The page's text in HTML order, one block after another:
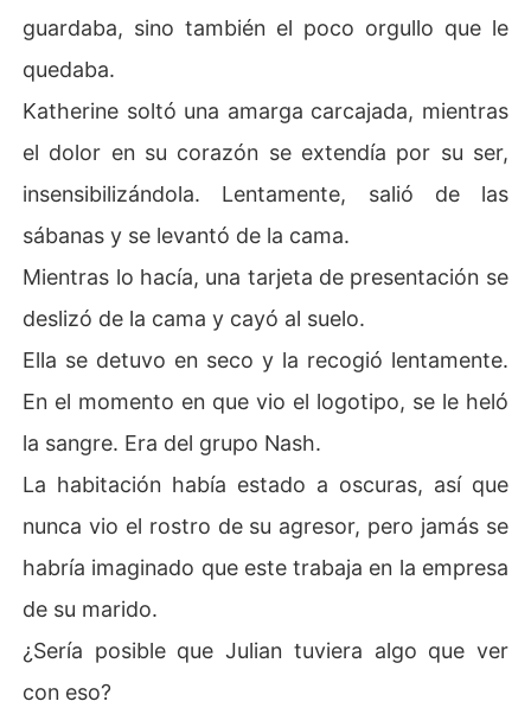
guardaba, sino también el poco orgullo que le
quedaba.
Katherine soltó una amarga carcajada, mientras
el dolor en su corazón se extendía por su ser,
insensibilizándola. Lentamente, salió de las
sábanas y se levantó de la cama.
Mientras lo hacía, una tarjeta de presentación se
deslizó de la cama y cayó al suelo.
Ella se detuvo en seco y la recogió lentamente.
En el momento en que vio el logotipo, se le heló
la sangre. Era del grupo Nash.
La habitación había estado a oscuras, así que
nunca vio el rostro de su agresor, pero jamás se
habría imaginado que este trabaja en la empresa
de su marido.
¿Sería posible que Julian tuviera algo que ver
con eso?